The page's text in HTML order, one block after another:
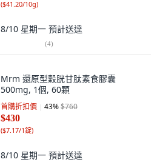
($41.20/10g)
8/10 星期一 預計送達
(4)
Mrm 還原型穀胱甘肽素食膠囊
500mg, 1個, 60顆
首購折扣價 43%$760
$430
($7.17/1錠)
8/10 星期一 預計送達